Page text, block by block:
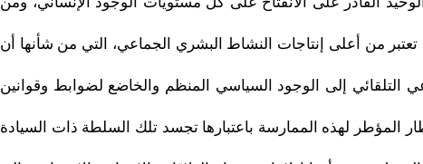
من أعلى إنتاجات النشاط البشري الجماعي، التي من شأنها أن
التلقائي إلى الوجود السياسي المنظم والخاضع لضوابط وقوانين
المؤطر لهذه الممارسة باعتبارها تجسد تلك السلطة ذات السيادة